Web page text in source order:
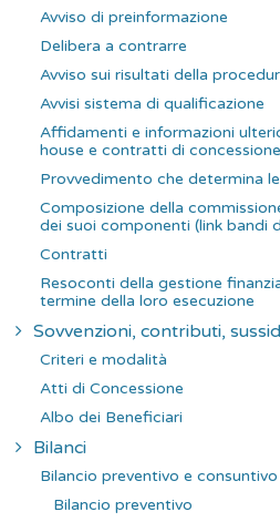
Avviso di preinformazione
Delibera a contrarre
Avviso sui risultati della
Avvisi sistema di qualificazione
Affidamenti e informazioni
house e contratti di
Provvedimento che determina
Composizione della
dei suoi componenti (link bandi
Contratti
Resoconti della gestione
termine della loro esecuzione
Sovvenzioni, contributi,
Criteri e modalità
Atti di Concessione
Albo dei Beneficiari
Bilanci
Bilancio preventivo e consuntivo
Bilancio preventivo